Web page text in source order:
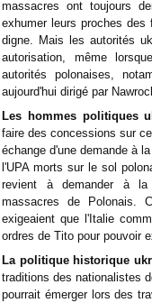
massacres ont toujours
exhumer leurs proches
digne. Mais les autorités
autorisation, même
autorités polonaises,
aujourd'hui dirigé par
Les hommes politiques
faire des concessions sur
échange d'une demande à
l'UPA morts sur le sol
revient à demander à la
massacres de Polonais.
exigeaient que l'Italie
ordres de Tito pour pouvoir
La politique historique
traditions des nationalistes
pourrait émerger lors des